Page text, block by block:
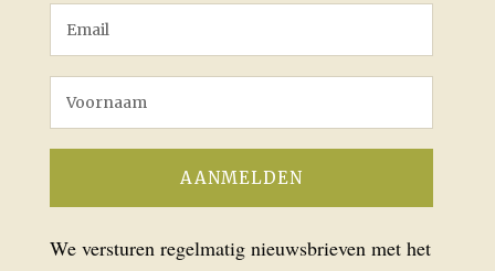
We versturen regelmatig nieuwsbrieven met het